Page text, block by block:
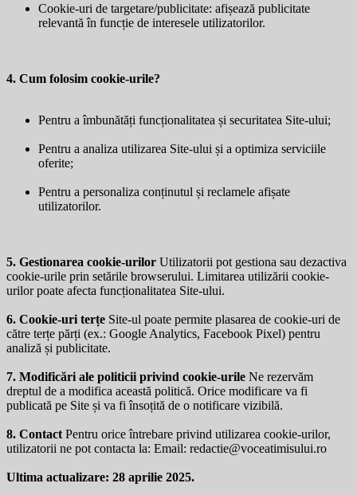
Cookie-uri de targetare/publicitate: afișează publicitate
relevantă în funcție de interesele utilizatorilor.
4. Cum folosim cookie-urile?
Pentru a îmbunătăți funcționalitatea și securitatea Site-ului;
Pentru a analiza utilizarea Site-ului și a optimiza serviciile
oferite;
Pentru a personaliza conținutul și reclamele afișate
utilizatorilor.
5. Gestionarea cookie-urilor Utilizatorii pot gestiona sau dezactiva
cookie-urile prin setările browserului. Limitarea utilizării cookie-
urilor poate afecta funcționalitatea Site-ului.
6. Cookie-uri terțe Site-ul poate permite plasarea de cookie-uri de
către terțe părți (ex.: Google Analytics, Facebook Pixel) pentru
analiză și publicitate.
7. Modificări ale politicii privind cookie-urile Ne rezervăm
dreptul de a modifica această politică. Orice modificare va fi
publicată pe Site și va fi însoțită de o notificare vizibilă.
8. Contact Pentru orice întrebare privind utilizarea cookie-urilor,
utilizatorii ne pot contacta la: Email: redactie@voceatimisului.ro
Ultima actualizare: 28 aprilie 2025.